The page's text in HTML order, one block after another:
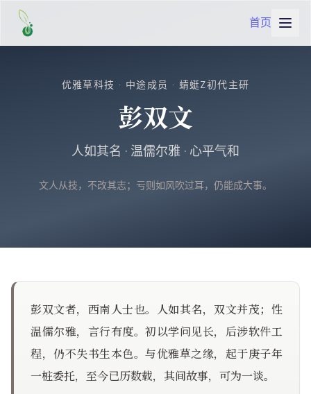
首页
优雅草科技 · 中途成员 · 蜻蜓Z初代主研
彭双文
人如其名 · 温儒尔雅 · 心平气和
文人从技，不改其志；亏则如风吹过耳，仍能成大事。
彭双文者，西南人士也。人如其名，双文并茂；性
温儒尔雅，言行有度。初以学问见长，后涉软件工
程，仍不失书生本色。与优雅草之缘，起于庚子年
一桩委托，至今已历数载，其间故事，可为一谈。